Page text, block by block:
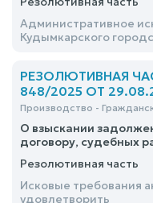
Административное
Кудымкарского
РЕЗОЛЮТИВНАЯ
848/2025 ОТ
Производство -
О взыскании
договору, судебных
Резолютивная часть
Исковые требования
удовлетворить